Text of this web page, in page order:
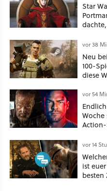
Star
vor 38
Neu
100-
diese
vor 54
Woche
vor 14
ist
besten